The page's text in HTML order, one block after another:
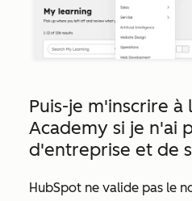
Puis-je m'inscrire à
Academy si je n'ai
d'entreprise et de
HubSpot ne valide pas le